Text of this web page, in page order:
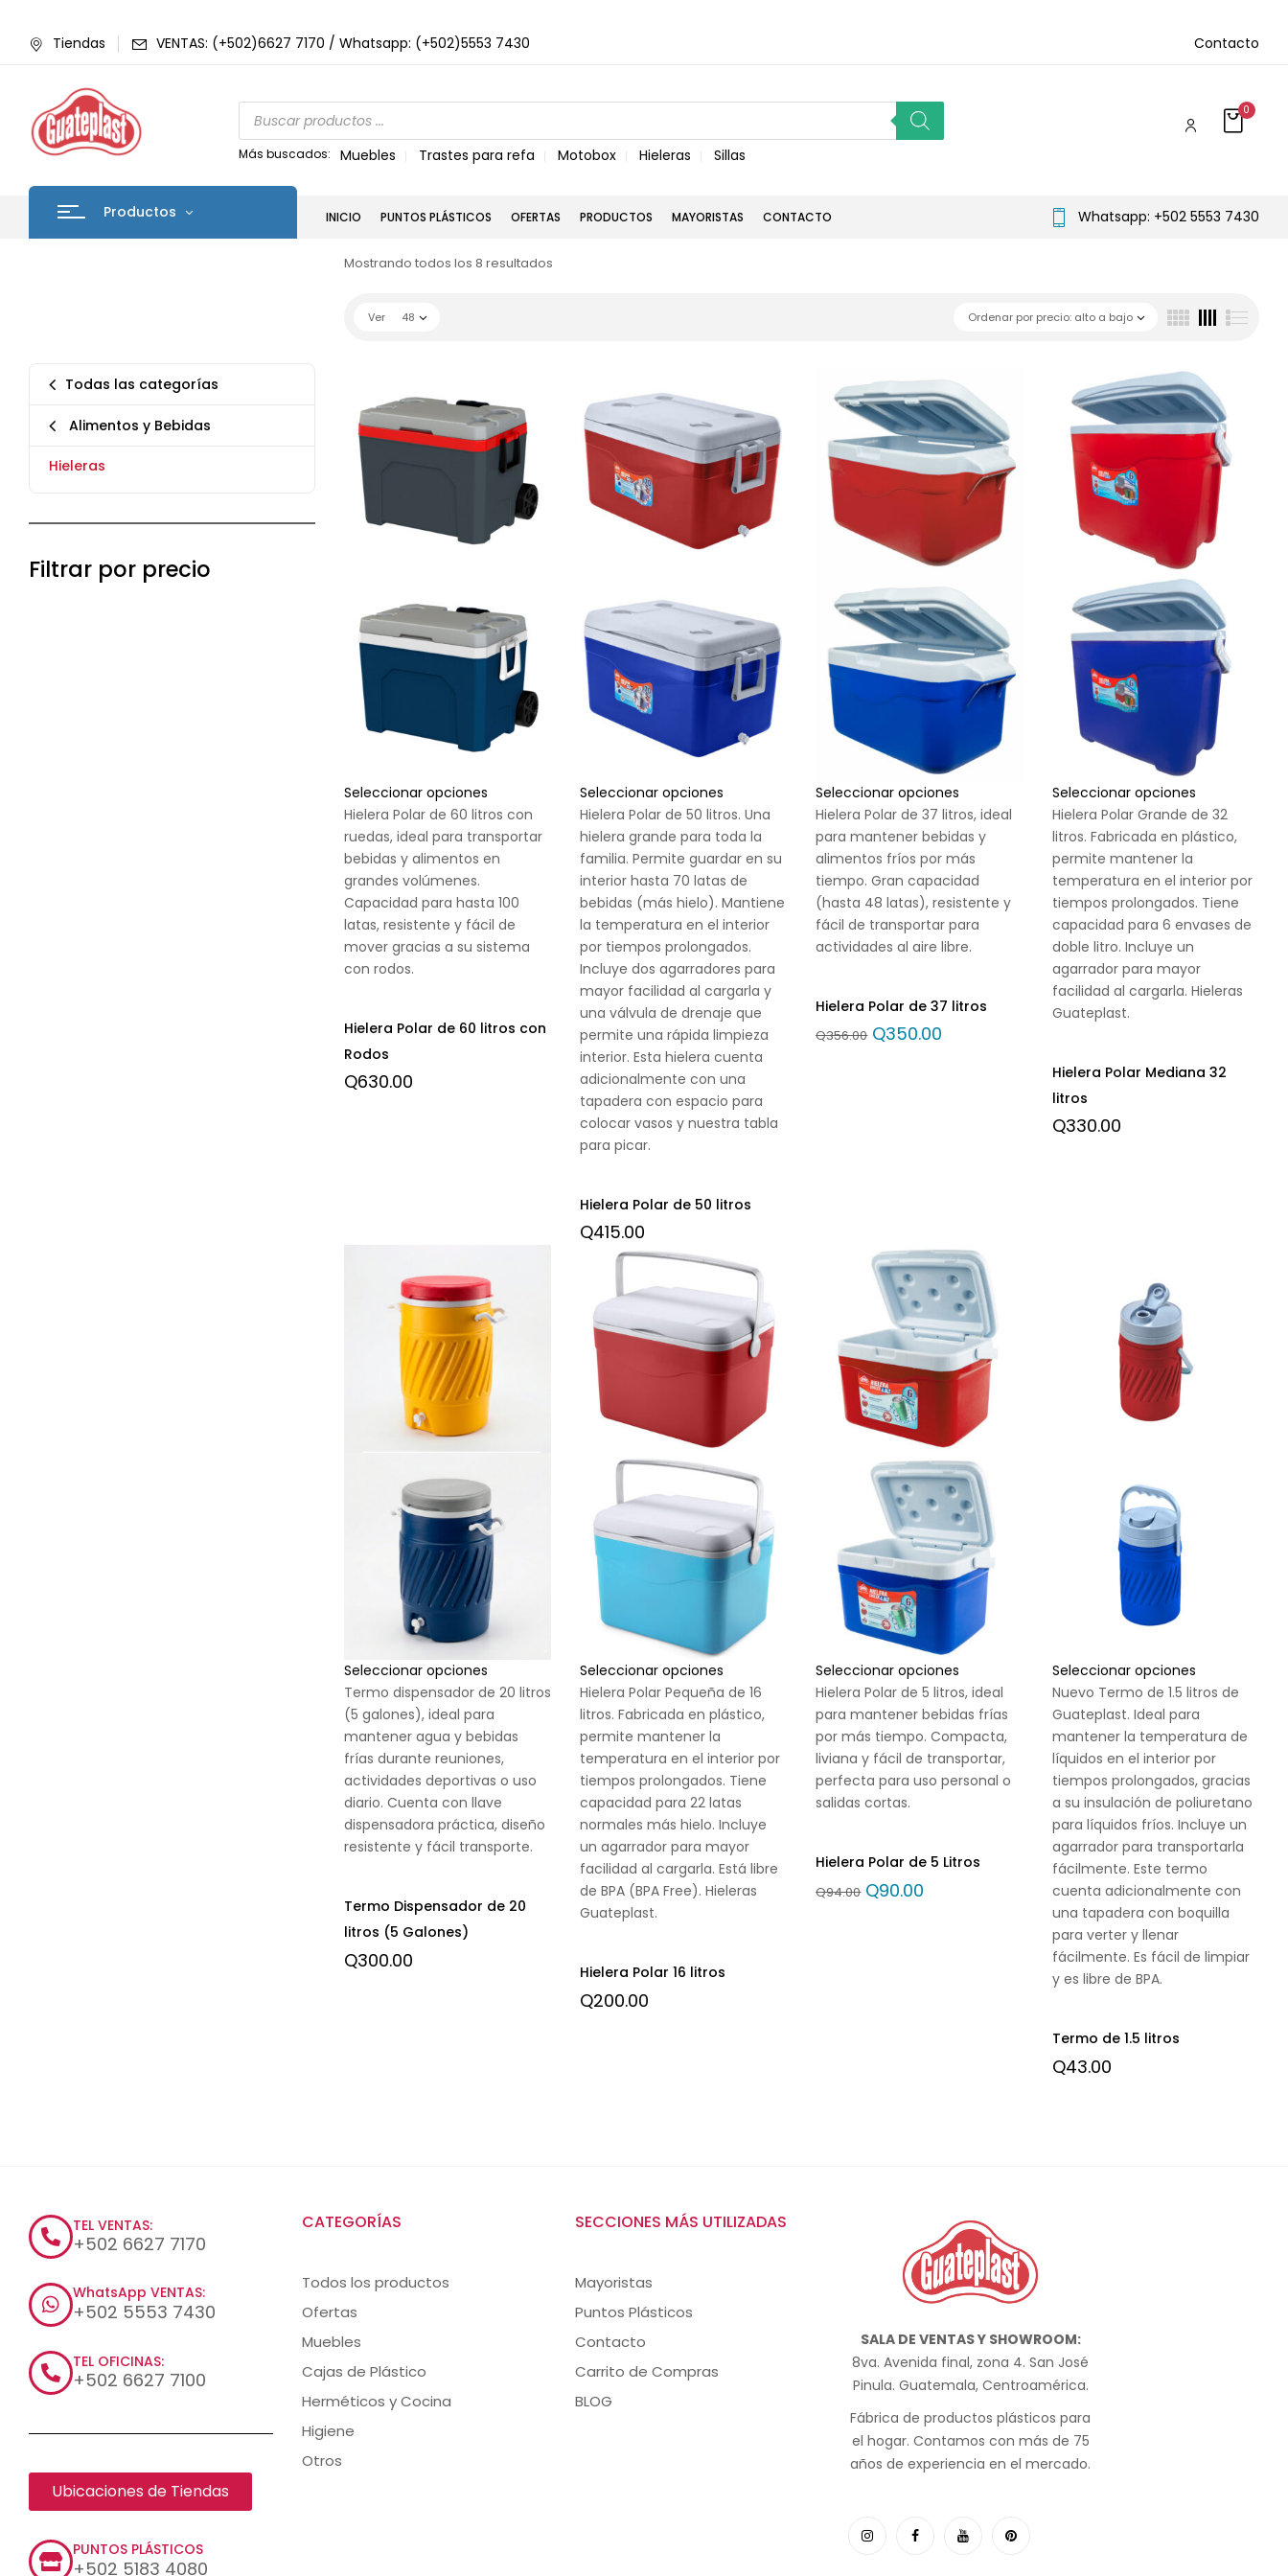
Tiendas VENTAS: (+502)6627 7170 / Whatsapp: (+502)5553 7430 Contacto
Más buscados: Muebles Trastes para refa Motobox Hieleras Sillas
0
Productos INICIO PUNTOS PLÁSTICOS OFERTAS PRODUCTOS MAYORISTAS CONTACTO Whatsapp: +502 5553 7430
Todas las categorías
Alimentos y Bebidas
Hieleras
Filtrar por precio
Mostrando todos los 8 resultados
Ordenar por precio: alto a bajo
Ver 48
Seleccionar opciones
Hielera Polar de 60 litros con
ruedas, ideal para transportar
bebidas y alimentos en
grandes volúmenes.
Capacidad para hasta 100
latas, resistente y fácil de
mover gracias a su sistema
con rodos.
Hielera Polar de 60 litros con
Rodos
Q630.00
Seleccionar opciones
Hielera Polar de 50 litros. Una
hielera grande para toda la
familia. Permite guardar en su
interior hasta 70 latas de
bebidas (más hielo). Mantiene
la temperatura en el interior
por tiempos prolongados.
Incluye dos agarradores para
mayor facilidad al cargarla y
una válvula de drenaje que
permite una rápida limpieza
interior. Esta hielera cuenta
adicionalmente con una
tapadera con espacio para
colocar vasos y nuestra tabla
para picar.
Hielera Polar de 50 litros
Q415.00
Seleccionar opciones
Hielera Polar de 37 litros, ideal
para mantener bebidas y
alimentos fríos por más
tiempo. Gran capacidad
(hasta 48 latas), resistente y
fácil de transportar para
actividades al aire libre.
Hielera Polar de 37 litros
Q356.00 Q350.00
Seleccionar opciones
Hielera Polar Grande de 32
litros. Fabricada en plástico,
permite mantener la
temperatura en el interior por
tiempos prolongados. Tiene
capacidad para 6 envases de
doble litro. Incluye un
agarrador para mayor
facilidad al cargarla. Hieleras
Guateplast.
Hielera Polar Mediana 32
litros
Q330.00
Seleccionar opciones
Termo dispensador de 20 litros
(5 galones), ideal para
mantener agua y bebidas
frías durante reuniones,
actividades deportivas o uso
diario. Cuenta con llave
dispensadora práctica, diseño
resistente y fácil transporte.
Termo Dispensador de 20
litros (5 Galones)
Q300.00
Seleccionar opciones
Hielera Polar Pequeña de 16
litros. Fabricada en plástico,
permite mantener la
temperatura en el interior por
tiempos prolongados. Tiene
capacidad para 22 latas
normales más hielo. Incluye
un agarrador para mayor
facilidad al cargarla. Está libre
de BPA (BPA Free). Hieleras
Guateplast.
Hielera Polar 16 litros
Q200.00
Seleccionar opciones
Hielera Polar de 5 litros, ideal
para mantener bebidas frías
por más tiempo. Compacta,
liviana y fácil de transportar,
perfecta para uso personal o
salidas cortas.
Hielera Polar de 5 Litros
Q94.00 Q90.00
Seleccionar opciones
Nuevo Termo de 1.5 litros de
Guateplast. Ideal para
mantener la temperatura de
líquidos en el interior por
tiempos prolongados, gracias
a su insulación de poliuretano
para líquidos fríos. Incluye un
agarrador para transportarla
fácilmente. Este termo
cuenta adicionalmente con
una tapadera con boquilla
para verter y llenar
fácilmente. Es fácil de limpiar
y es libre de BPA.
Termo de 1.5 litros
Q43.00
TEL VENTAS:
+502 6627 7170
WhatsApp VENTAS:
+502 5553 7430
TEL OFICINAS:
+502 6627 7100
Ubicaciones de Tiendas
PUNTOS PLÁSTICOS
+502 5183 4080
CATEGORÍAS
Todos los productos
Ofertas
Muebles
Cajas de Plástico
Herméticos y Cocina
Higiene
Otros
SECCIONES MÁS UTILIZADAS
Mayoristas
Puntos Plásticos
Contacto
Carrito de Compras
BLOG
SALA DE VENTAS Y SHOWROOM:
8va. Avenida final, zona 4. San José
Pinula. Guatemala, Centroamérica.
Fábrica de productos plásticos para
el hogar. Contamos con más de 75
años de experiencia en el mercado.